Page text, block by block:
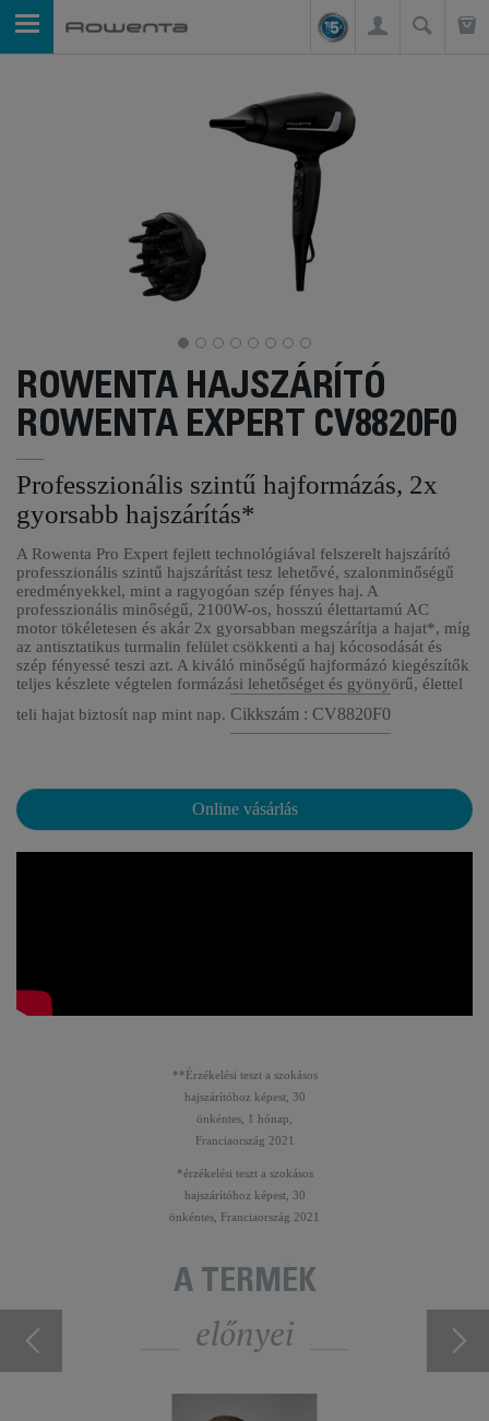
ROWENTA HAJSZÁRÍTÓ
ROWENTA EXPERT CV8820F0
Professzionális szintű hajformázás, 2x
gyorsabb hajszárítás*
A Rowenta Pro Expert fejlett technológiával felszerelt hajszárító
professzionális szintű hajszárítást tesz lehetővé, szalonminőségű
eredményekkel, mint a ragyogóan szép fényes haj. A
professzionális minőségű, 2100W-os, hosszú élettartamú AC
motor tökéletesen és akár 2x gyorsabban megszárítja a hajat*, míg
az antisztatikus turmalin felület csökkenti a haj kócosodását és
szép fényessé teszi azt. A kiváló minőségű hajformázó kiegészítők
teljes készlete végtelen formázási lehetőséget és gyönyörű, élettel
teli hajat biztosít nap mint nap. Cikkszám : CV8820F0
Online vásárlás
**Érzékelési teszt a szokásos
hajszárítóhoz képest, 30
önkéntes, 1 hónap,
Franciaország 2021
*érzékelési teszt a szokásos
hajszárítóhoz képest, 30
önkéntes, Franciaország 2021
A TERMÉK
előnyei